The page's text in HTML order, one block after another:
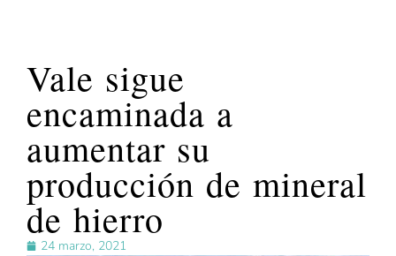
Vale sigue
encaminada a
aumentar su
producción de mineral
de hierro
24 marzo, 2021